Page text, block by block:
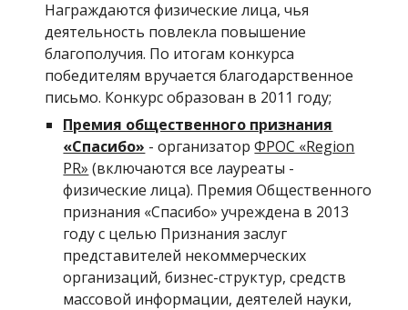
Награждаются физические лица, чья
деятельность повлекла повышение
благополучия. По итогам конкурса
победителям вручается благодарственное
письмо. Конкурс образован в 2011 году;
Премия общественного признания
«Спасибо» - организаторФРОС «Region
PR» (включаются все лауреаты -
физические лица). Премия Общественного
признания «Спасибо» учреждена в 2013
году с целью Признания заслуг
представителей некоммерческих
организаций, бизнес-структур, средств
массовой информации, деятелей науки,